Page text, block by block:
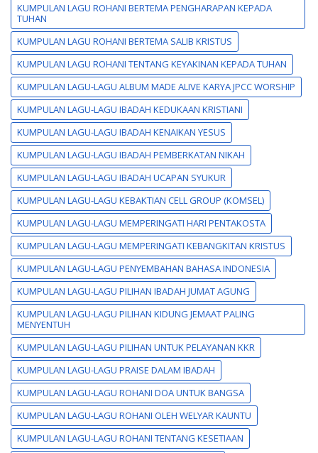
KUMPULAN LAGU ROHANI BERTEMA PENGHARAPAN KEPADA
TUHAN
KUMPULAN LAGU ROHANI BERTEMA SALIB KRISTUS
KUMPULAN LAGU ROHANI TENTANG KEYAKINAN KEPADA TUHAN
KUMPULAN LAGU-LAGU ALBUM MADE ALIVE KARYA JPCC WORSHIP
KUMPULAN LAGU-LAGU IBADAH KEDUKAAN KRISTIANI
KUMPULAN LAGU-LAGU IBADAH KENAIKAN YESUS
KUMPULAN LAGU-LAGU IBADAH PEMBERKATAN NIKAH
KUMPULAN LAGU-LAGU IBADAH UCAPAN SYUKUR
KUMPULAN LAGU-LAGU KEBAKTIAN CELL GROUP (KOMSEL)
KUMPULAN LAGU-LAGU MEMPERINGATI HARI PENTAKOSTA
KUMPULAN LAGU-LAGU MEMPERINGATI KEBANGKITAN KRISTUS
KUMPULAN LAGU-LAGU PENYEMBAHAN BAHASA INDONESIA
KUMPULAN LAGU-LAGU PILIHAN IBADAH JUMAT AGUNG
KUMPULAN LAGU-LAGU PILIHAN KIDUNG JEMAAT PALING
MENYENTUH
KUMPULAN LAGU-LAGU PILIHAN UNTUK PELAYANAN KKR
KUMPULAN LAGU-LAGU PRAISE DALAM IBADAH
KUMPULAN LAGU-LAGU ROHANI DOA UNTUK BANGSA
KUMPULAN LAGU-LAGU ROHANI OLEH WELYAR KAUNTU
KUMPULAN LAGU-LAGU ROHANI TENTANG KESETIAAN